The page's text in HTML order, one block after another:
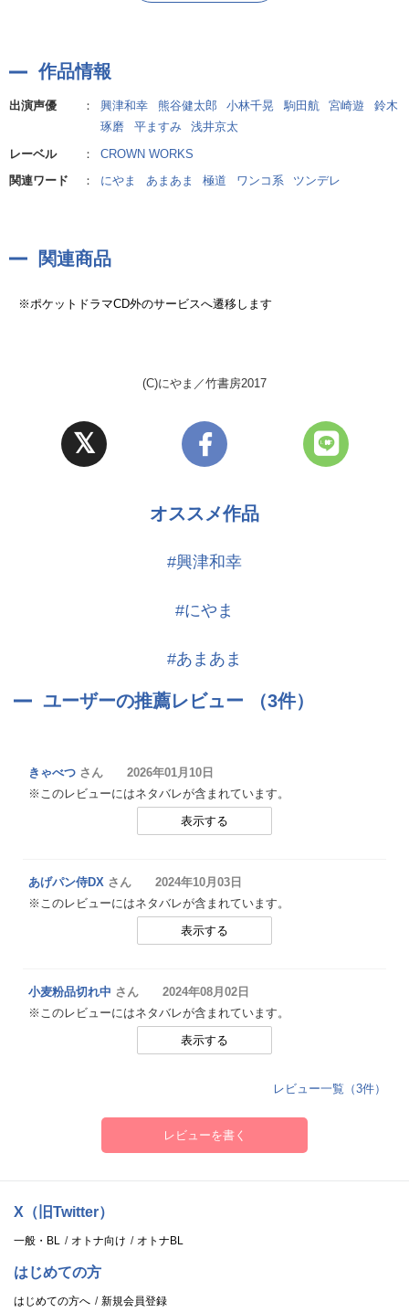
全ては借金返済の為。それだけの関係だったはず、なのに──？
本編は全トラックにラブシーンが収録♡
××出しに××イキに…相性バッチリ！？濃密なエッチと、揺れ動く二人の
気持ちの変化にご注目してお楽しみくださいませ♪
作品情報
出演声優 ： 興津和幸 熊谷健太郎 小林千晃 駒田航 宮崎遊
鈴木
琢磨
平ますみ
浅井京太
レーベル
：
CROWN WORKS
関連ワード
： にやま あまあま 極道 ワンコ系 ツンデレ
関連商品
※ポケットドラマCD外のサービスへ遷移します
(C)にやま／竹書房2017
オススメ作品
#興津和幸
#にやま
#あまあま
ユーザーの推薦レビュー （3件）
きゃべつ さん 2026年01月10日
※このレビューにはネタバレが含まれています。
表示する
あげパン侍DX さん 2024年10月03日
※このレビューにはネタバレが含まれています。
表示する
小麦粉品切れ中 さん 2024年08月02日
※このレビューにはネタバレが含まれています。
表示する
レビュー一覧（3件）
レビューを書く
X（旧Twitter）
一般・BL オトナ向け オトナBL
はじめての方
はじめての方へ 新規会員登録